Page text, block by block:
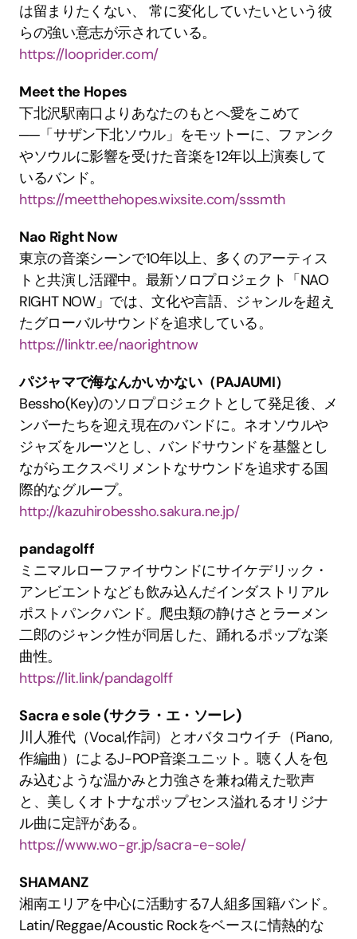
は留まりたくない、 常に変化していたいという彼
らの強い意志が示されている。
https://looprider.com/
Meet the Hopes
下北沢駅南口よりあなたのもとへ愛をこめて
──「サザン下北ソウル」をモットーに、ファンク
やソウルに影響を受けた音楽を12年以上演奏して
いるバンド。
https://meetthehopes.wixsite.com/sssmth
Nao Right Now
東京の音楽シーンで10年以上、多くのアーティス
トと共演し活躍中。最新ソロプロジェクト「NAO
RIGHT NOW」では、文化や言語、ジャンルを超え
たグローバルサウンドを追求している。
https://linktr.ee/naorightnow
パジャマで海なんかいかない（PAJAUMI）
Bessho(Key)のソロプロジェクトとして発足後、メ
ンバーたちを迎え現在のバンドに。ネオソウルや
ジャズをルーツとし、バンドサウンドを基盤とし
ながらエクスペリメントなサウンドを追求する国
際的なグループ。
http://kazuhirobessho.sakura.ne.jp/
pandagolff
ミニマルローファイサウンドにサイケデリック・
アンビエントなども飲み込んだインダストリアル
ポストパンクバンド。爬虫類の静けさとラーメン
二郎のジャンク性が同居した、踊れるポップな楽
曲性。
https://lit.link/pandagolff
Sacra e sole (サクラ・エ・ソーレ)
川人雅代（Vocal,作詞）とオバタコウイチ（Piano,
作編曲）によるJ-POP音楽ユニット。聴く人を包
み込むような温かみと力強さを兼ね備えた歌声
と、美しくオトナなポップセンス溢れるオリジナ
ル曲に定評がある。
https://www.wo-gr.jp/sacra-e-sole/
SHAMANZ
湘南エリアを中心に活動する7人組多国籍バンド。
Latin/Reggae/Acoustic Rockをベースに情熱的な